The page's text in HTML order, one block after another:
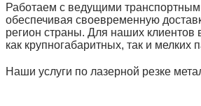
Работаем с ведущими
обеспечивая своевременную
регион страны. Для наших клиентов
как крупногабаритных, так и мелких
Наши услуги по лазерной резке